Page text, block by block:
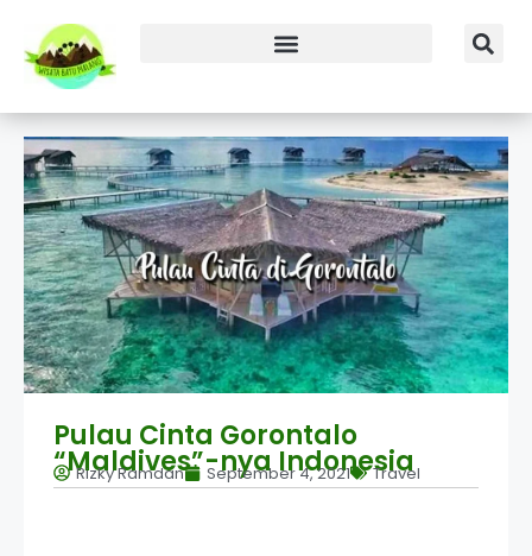
Pulau Cinta Gorontalo
“Maldives”-nya Indonesia
Rizky Ramdan September 4, 2021 Travel